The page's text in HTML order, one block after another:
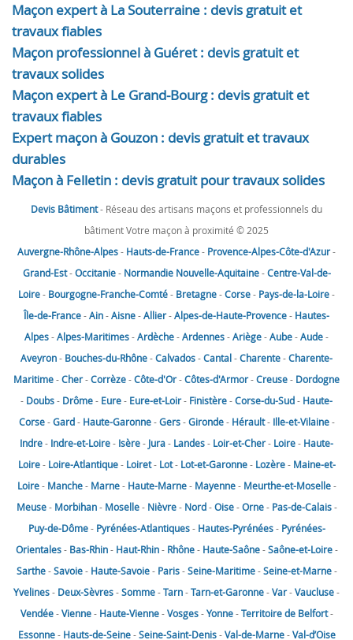
Maçon expert à La Souterraine : devis gratuit et
travaux fiables
Maçon professionnel à Guéret : devis gratuit et
travaux solides
Maçon expert à Le Grand-Bourg : devis gratuit et
travaux fiables
Expert maçon à Gouzon : devis gratuit et travaux
durables
Maçon à Felletin : devis gratuit pour travaux solides
Devis Bâtiment- Réseau des artisans maçons et professionnels du
bâtiment Votre maçon à proximité © 2025
Auvergne-Rhône-Alpes- Hauts-de-France- Provence-Alpes-Côte-d'Azur-
Grand-Est-Occitanie- Normandie Nouvelle-Aquitaine-Centre-Val-de-
Loire- Bourgogne-Franche-Comté- Bretagne-Corse- Pays-de-la-Loire-
Île-de-France-Ain-Aisne-Allier-Alpes-de-Haute-Provence- Hautes-
Alpes-Alpes-Maritimes-Ardèche-Ardennes-Ariège-Aube-Aude-
Aveyron- Bouches-du-Rhône-Calvados-Cantal-Charente-Charente-
Maritime-Cher-Corrèze-Côte-d'Or-Côtes-d'Armor-Creuse- Dordogne
- Doubs- Drôme- Eure- Eure-et-Loir- Finistère-Corse-du-Sud- Haute-
Corse-Gard- Haute-Garonne-Gers-Gironde- Hérault- Ille-et-Vilaine-
Indre- Indre-et-Loire- Isère- Jura- Landes- Loir-et-Cher- Loire- Haute-
Loire- Loire-Atlantique- Loiret- Lot- Lot-et-Garonne- Lozère- Maine-et-
Loire- Manche- Marne- Haute-Marne- Mayenne- Meurthe-et-Moselle-
Meuse- Morbihan- Moselle- Nièvre- Nord-Oise-Orne- Pas-de-Calais-
Puy-de-Dôme- Pyrénées-Atlantiques- Hautes-Pyrénées- Pyrénées-
Orientales- Bas-Rhin- Haut-Rhin- Rhône- Haute-Saône-Saône-et-Loire-
Sarthe-Savoie- Haute-Savoie- Paris-Seine-Maritime-Seine-et-Marne-
Yvelines- Deux-Sèvres-Somme-Tarn-Tarn-et-Garonne-Var-Vaucluse-
Vendée-Vienne- Haute-Vienne-Vosges-Yonne-Territoire de Belfort-
Essonne- Hauts-de-Seine-Seine-Saint-Denis-Val-de-Marne-Val-d’Oise